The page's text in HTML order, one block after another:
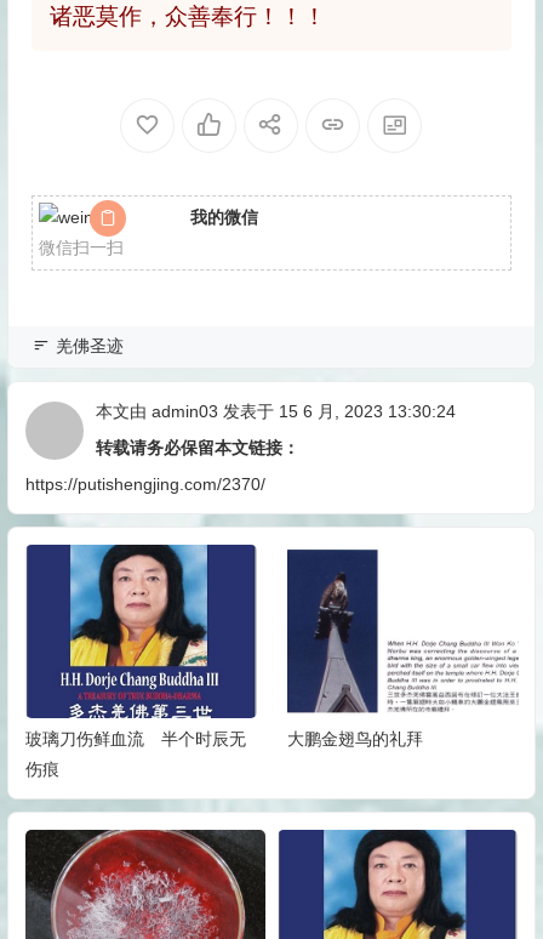
诸恶莫作，众善奉行！！！
我的微信
微信扫一扫
羌佛圣迹
本文由 admin03 发表于 15 6 月, 2023 13:30:24
转载请务必保留本文链接：
https://putishengjing.com/2370/
玻璃刀伤鲜血流 半个时辰无
伤痕
大鹏金翅鸟的礼拜